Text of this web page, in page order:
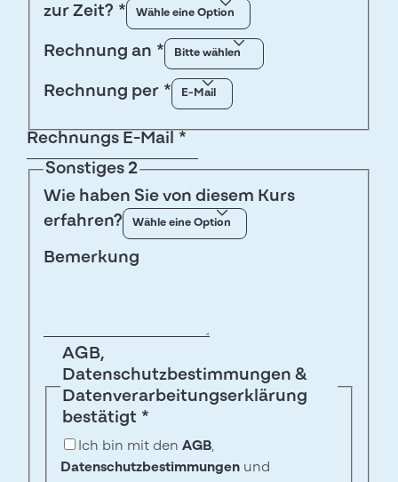
zur Zeit? *
Rechnung an *
Rechnung per *
Rechnungs E-Mail *
Sonstiges 2
Wie haben Sie von diesem Kurs
erfahren?
Bemerkung
AGB,
Datenschutzbestimmungen &
Datenverarbeitungserklärung
bestätigt *
Ich bin mit den AGB,
Datenschutzbestimmungen und